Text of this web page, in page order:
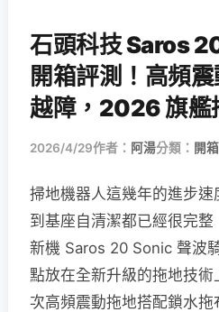
石頭科技 Saros
開箱評測！高頻
越障，2026 旗艦
2026/4/29作者： 阿湯分類： 開
掃地機器人這幾年的進步
到基座自清潔都已經很完
新機 Saros 20 Sonic 聲波
點放在全新升級的拖地技
次高頻震動拖地搭配鎖水